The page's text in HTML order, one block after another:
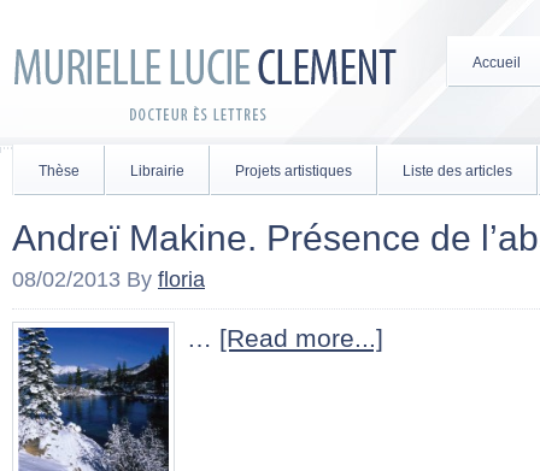
Accueil
Thèse Librairie Projets artistiques Liste des articles
Andreï Makine. Présence de
08/02/2013 By floria
… [Read more...]